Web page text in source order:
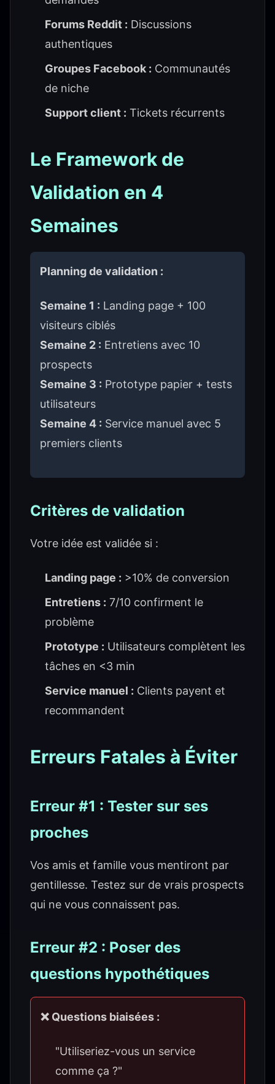
Forums Reddit : Discussions
authentiques
Groupes Facebook : Communautés
de niche
Support client : Tickets récurrents
Le Framework de
Validation en 4
Semaines
Planning de validation :
Semaine 1 : Landing page + 100
visiteurs ciblés
Semaine 2 : Entretiens avec 10
prospects
Semaine 3 : Prototype papier + tests
utilisateurs
Semaine 4 : Service manuel avec 5
premiers clients
Critères de validation
Votre idée est validée si :
Landing page : >10% de conversion
Entretiens : 7/10 confirment le
problème
Prototype : Utilisateurs complètent les
tâches en <3 min
Service manuel : Clients payent et
recommandent
Erreurs Fatales à Éviter
Erreur #1 : Tester sur ses
proches
Vos amis et famille vous mentiront par
gentillesse. Testez sur de vrais prospects
qui ne vous connaissent pas.
Erreur #2 : Poser des
questions hypothétiques
❌ Questions biaisées :
"Utiliseriez-vous un service
comme ça ?"